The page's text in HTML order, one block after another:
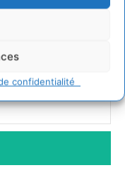
confidentialité